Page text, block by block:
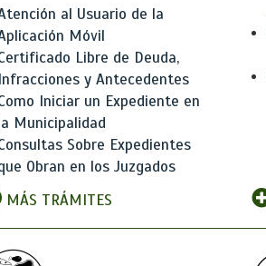
al Usuario de la
Móvil
Libre de Deuda,
Infracciones y Antecedentes
Iniciar un Expediente en
Municipalidad
Sobre Expedientes
Obran en los Juzgados
MÁS TRÁMITES